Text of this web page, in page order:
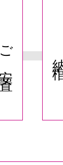
ご安置 納棺